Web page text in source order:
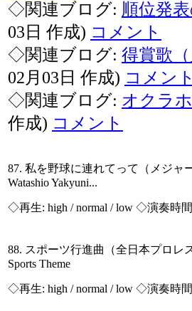
◇関連ブログ: 順位発
03日 作成) コメント
◇関連ブログ: 得賞歌
02月03日 作成) コメント
◇関連ブログ: オクラ
作成) コメント
87. 私を野球に連れてって（メジ
Watashio Yakyuni...
◇再生: high / normal / low ◇演奏時
88. スポーツ行進曲（全日本プロ
Sports Theme
◇再生: high / normal / low ◇演奏時